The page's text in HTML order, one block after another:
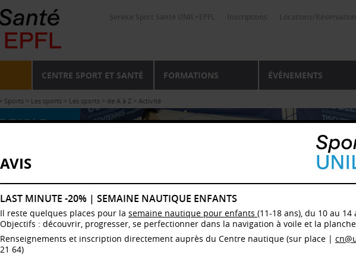
CENTRE SPORT ET SANTÉ FORMATIONS ÉVÈNEMENTS
> Sports > Les sports > Les sports > de A à Z > Activité
TABLE
2026
3
AVIS
LAST MINUTE -20% | SEMAINE NAUTIQUE ENFANTS
Il reste quelques places pour la semaine nautique pour enfants (11-18 ans), du 10 au 14
Objectifs : découvrir, progresser, se perfectionner dans la navigation à voile et la
Renseignements et inscription directement auprès du Centre nautique (sur place |
21 64)